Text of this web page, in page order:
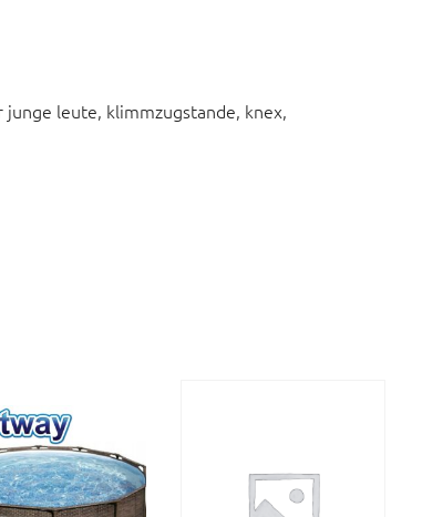
leute, klimmzugstande, knex,